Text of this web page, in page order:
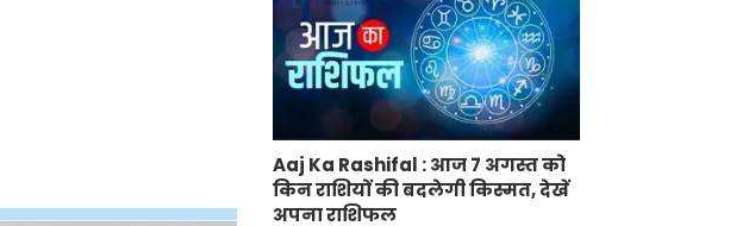
Aaj Ka Rashifal : आज 7 अगस्त को
किन राशियों की बदलेगी किस्मत, देखें
अपना राशिफल